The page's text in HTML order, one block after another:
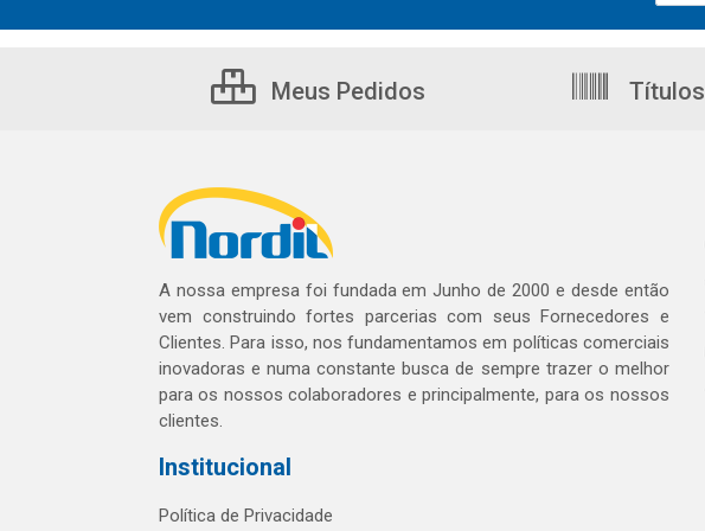
Meus Pedidos Títulos
A nossa empresa foi fundada em Junho de 2000 e desde então
vem construindo fortes parcerias com seus Fornecedores e
Clientes. Para isso, nos fundamentamos em políticas comerciais
inovadoras e numa constante busca de sempre trazer o melhor
para os nossos colaboradores e principalmente, para os nossos
clientes.
Institucional
Política de Privacidade